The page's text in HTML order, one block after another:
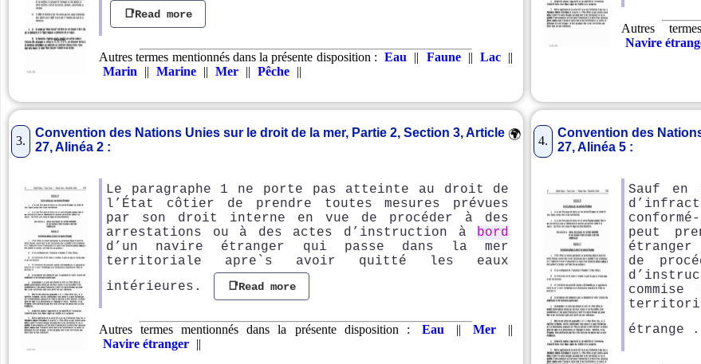
📑Read more
Autres termes mentionnés dans la présente disposition : Eau || Faune || Lac ||
Marin
|| Marine || Mer || Pêche ||
Autres
Navire
3.
Convention des Nations Unies sur le droit de la mer, Partie 2, Section 3, Article
27, Alinéa 2 :
🌍
Le paragraphe 1 ne porte pas atteinte au droit de
l’État côtier de prendre toutes mesures prévues
par son droit interne en vue de procéder à des
arrestations ou à des actes d’instruction à bord
d’un navire étranger qui passe dans la mer
territoriale apre`s avoir quitté les eaux
intérieures.
📑Read more
Autres termes mentionnés dans la présente disposition : Eau || Mer
||
Navire étranger ||
4.
Convention des
27, Alinéa 5 :
Sauf
peut
de
étrange